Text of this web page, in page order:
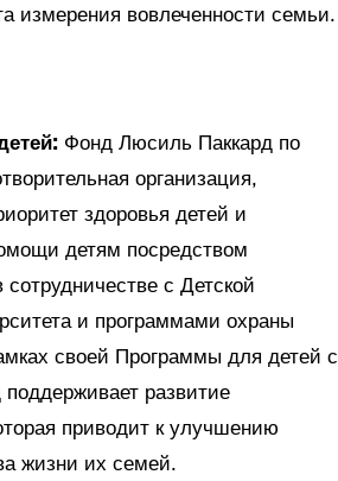
измерения вовлеченности семьи.
Фонд Люсиль Паккард по
организация,
здоровья детей и
детям посредством
с Детской
и программами охраны
своей Программы для детей с
развитие
приводит к улучшению
жизни их семей.